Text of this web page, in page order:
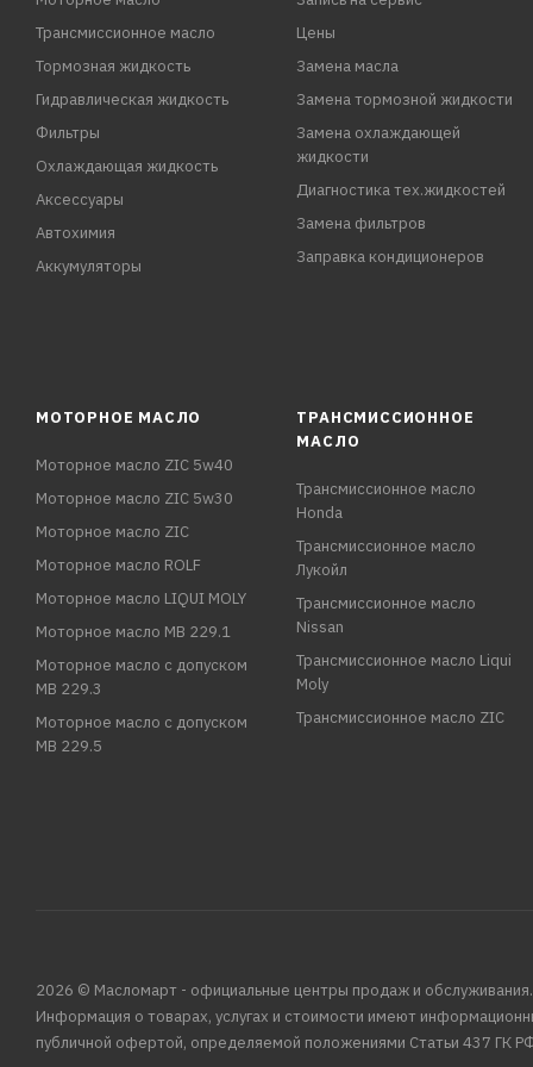
Трансмиссионное масло
Тормозная жидкость
Гидравлическая жидкость
Фильтры
Охлаждающая жидкость
Аксессуары
Автохимия
Аккумуляторы
Цены
Замена масла
Замена тормозной жидкости
Замена охлаждающей
жидкости
Диагностика тех.жидкостей
Замена фильтров
Заправка кондиционеров
МОТОРНОЕ МАСЛО
Моторное масло ZIC 5w40
Моторное масло ZIC 5w30
Моторное масло ZIC
Моторное масло ROLF
Моторное масло LIQUI MOLY
Моторное масло MB 229.1
Моторное масло с допуском
MB 229.3
Моторное масло с допуском
MB 229.5
ТРАНСМИССИОННОЕ
МАСЛО
Трансмиссионное масло
Honda
Трансмиссионное масло
Лукойл
Трансмиссионное масло
Nissan
Трансмиссионное масло Liqui
Moly
Трансмиссионное масло ZIC
2026 © Масломарт - официальные центры продаж и обслуживания.
Информация о товарах, услугах и стоимости имеют
публичной офертой, определяемой положениями Статьи 437 ГК